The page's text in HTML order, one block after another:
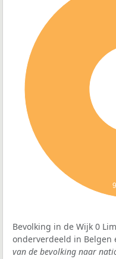
Bevolking in de Wijk 0
onderverdeeld in Belgen
van de bevolking naar